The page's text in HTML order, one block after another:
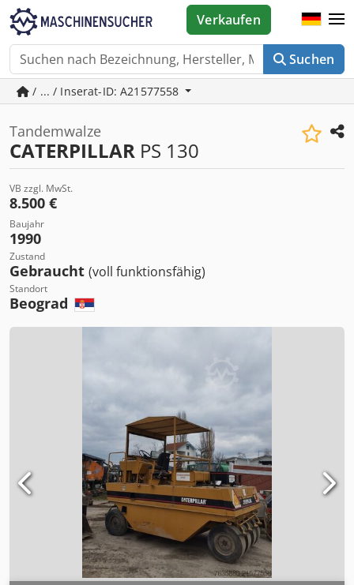
Suchen
Verkaufen
/ ... / Inserat-ID: A21577558
Tandemwalze
CATERPILLAR PS 130
VB zzgl. MwSt.
8.500 €
Baujahr
1990
Zustand
Gebraucht (voll funktionsfähig)
Standort
Beograd